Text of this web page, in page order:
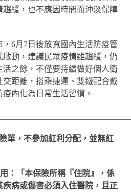
緩，也不應因時間而沖淡保障
6月7日後放寬國內生活防疫管
動，建議民眾疫情雖趨緩，仍
之餘，不僅要持續做好個人衛
距離，搭乘捷運、雙鐵配合戴
內化為日常生活習慣。
單，不參加紅利分配，並無紅
：「本保險所稱『住院』，係
病或傷害必須入住醫院，且正